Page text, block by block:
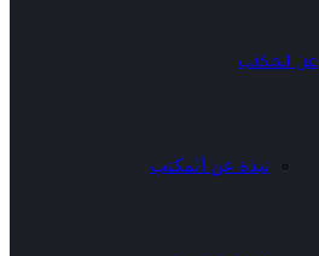
عن المكتب
نبذة عن المكتب